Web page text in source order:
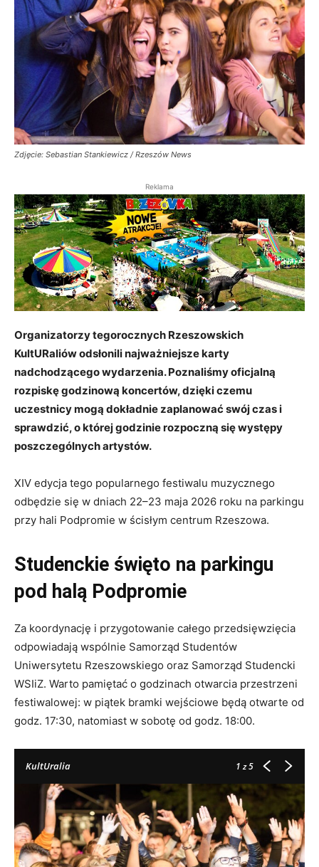
Zdjęcie: Sebastian Stankiewicz / Rzeszów News
Reklama
Organizatorzy tegorocznych Rzeszowskich
KultURaliów odsłonili najważniejsze karty
nadchodzącego wydarzenia. Poznaliśmy oficjalną
rozpiskę godzinową koncertów, dzięki czemu
uczestnicy mogą dokładnie zaplanować swój czas i
sprawdzić, o której godzinie rozpoczną się występy
poszczególnych artystów.
XIV edycja tego popularnego festiwalu muzycznego
odbędzie się w dniach 22–23 maja 2026 roku na parkingu
przy hali Podpromie w ścisłym centrum Rzeszowa.
Studenckie święto na parkingu
pod halą Podpromie
Za koordynację i przygotowanie całego przedsięwzięcia
odpowiadają wspólnie Samorząd Studentów
Uniwersytetu Rzeszowskiego oraz Samorząd Studencki
WSIiZ. Warto pamiętać o godzinach otwarcia przestrzeni
festiwalowej: w piątek bramki wejściowe będą otwarte od
godz. 17:30, natomiast w sobotę od godz. 18:00.
KultUralia 1z 5